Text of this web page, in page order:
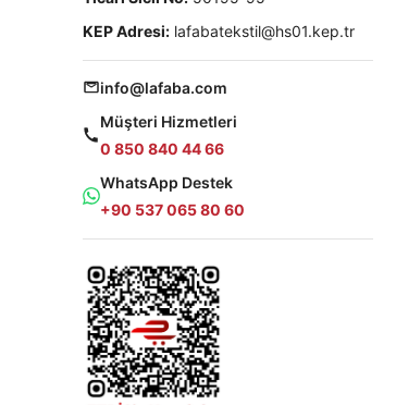
KEP Adresi: lafabatekstil@hs01.kep.tr
info@lafaba.com
Müşteri Hizmetleri
0 850 840 44 66
WhatsApp Destek
+90 537 065 80 60